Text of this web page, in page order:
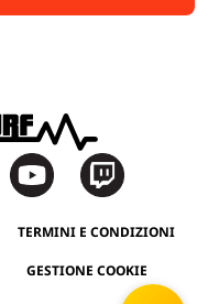
TERMINI E CONDIZIONI
GESTIONE COOKIE